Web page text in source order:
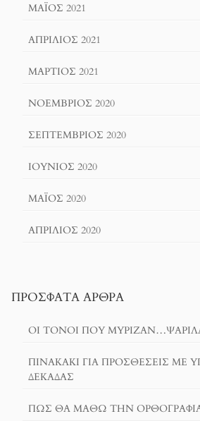
ΜΆΙΟΣ 2021
ΑΠΡΊΛΙΟΣ 2021
ΜΆΡΤΙΟΣ 2021
ΝΟΈΜΒΡΙΟΣ 2020
ΣΕΠΤΈΜΒΡΙΟΣ 2020
ΙΟΎΝΙΟΣ 2020
ΜΆΙΟΣ 2020
ΑΠΡΊΛΙΟΣ 2020
ΠΡΌΣΦΑΤΑ ΆΡΘΡΑ
ΟΙ ΤΌΝΟΙ ΠΟΥ
ΠΙΝΑΚΆΚΙ ΓΙΑ ΠΡΟΣΘΈΣΕΙΣ ΜΕ
ΔΕΚΆΔΑΣ
ΠΏΣ ΘΑ ΜΆΘΩ ΤΗΝ